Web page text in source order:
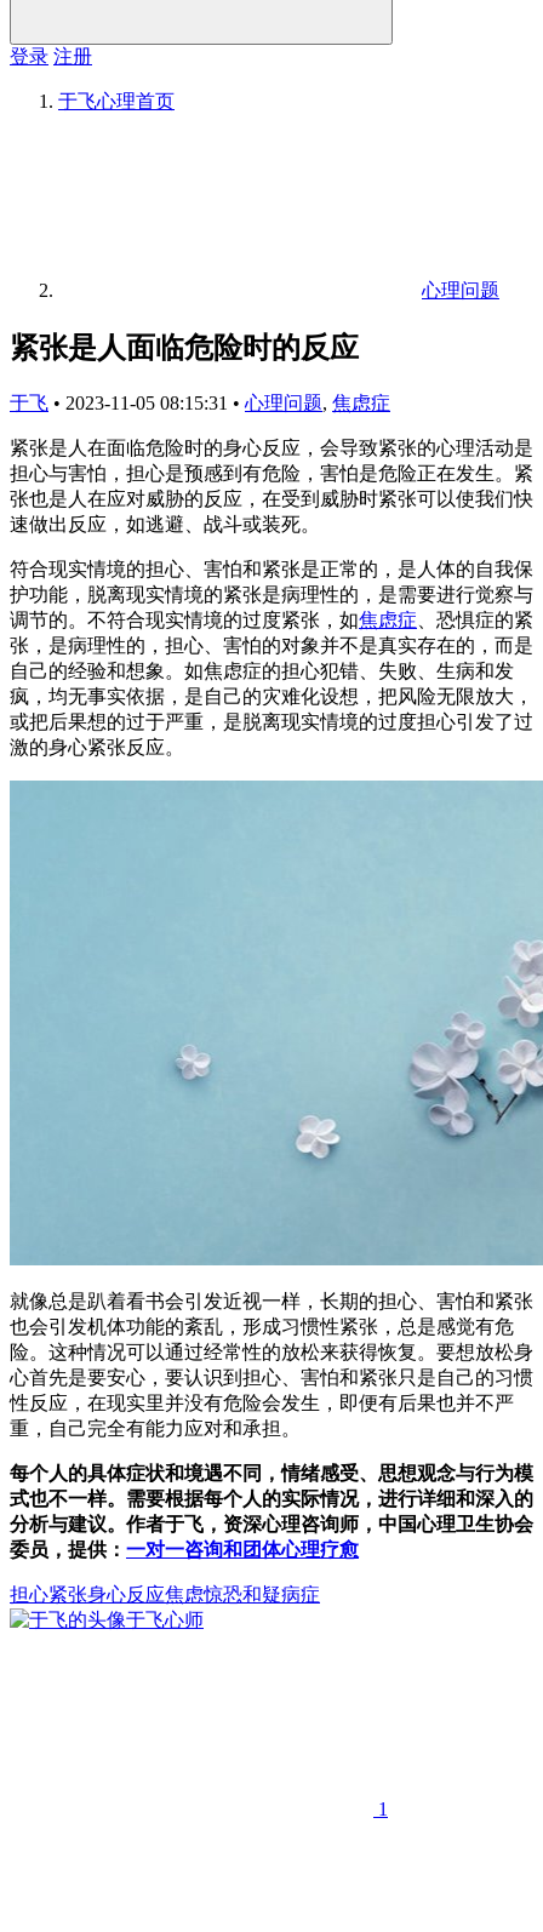
登录 注册
于飞心理首页
心理问题
紧张是人面临危险时的反应
于飞 • 2023-11-05 08:15:31 • 心理问题, 焦虑症
紧张是人在面临危险时的身心反应，会导致紧张的心理活动是
担心与害怕，担心是预感到有危险，害怕是危险正在发生。紧
张也是人在应对威胁的反应，在受到威胁时紧张可以使我们快
速做出反应，如逃避、战斗或装死。
符合现实情境的担心、害怕和紧张是正常的，是人体的自我保
护功能，脱离现实情境的紧张是病理性的，是需要进行觉察与
调节的。不符合现实情境的过度紧张，如焦虑症 、恐惧症的紧
张，是病理性的，担心、害怕的对象并不是真实存在的，而是
自己的经验和想象。如焦虑症的担心犯错、失败、生病和发
疯，均无事实依据，是自己的灾难化设想，把风险无限放大，
或把后果想的过于严重，是脱离现实情境的过度担心引发了过
激的身心紧张反应。
就像总是趴着看书会引发近视一样，长期的担心、害怕和紧张
也会引发机体功能的紊乱，形成习惯性紧张，总是感觉有危
险。这种情况可以通过经常性的放松来获得恢复。要想放松身
心首先是要安心，要认识到担心、害怕和紧张只是自己的习惯
性反应，在现实里并没有危险会发生，即便有后果也并不严
重，自己完全有能力应对和承担。
每个人的具体症状和境遇不同，情绪感受、思想观念与行为模
式也不一样。需要根据每个人的实际情况，进行详细和深入的
分析与建议。作者于飞，资深心理咨询师，中国心理卫生协会
委员，提供： 一对一咨询和团体心理疗愈
担心紧张身心反应焦虑惊恐和疑病症
于飞心师
1